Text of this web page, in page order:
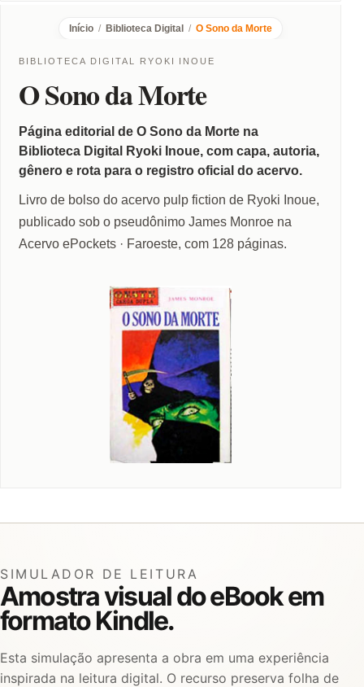
Início / Biblioteca Digital / O Sono da Morte
BIBLIOTECA DIGITAL RYOKI INOUE
O Sono da Morte
Página editorial de O Sono da Morte na
Biblioteca Digital Ryoki Inoue, com capa, autoria,
gênero e rota para o registro oficial do acervo.
Livro de bolso do acervo pulp fiction de Ryoki Inoue,
publicado sob o pseudônimo James Monroe na
Acervo ePockets · Faroeste, com 128 páginas.
SIMULADOR DE LEITURA
Amostra visual do eBook em
formato Kindle.
Esta simulação apresenta a obra em uma experiência
inspirada na leitura digital. O recurso preserva folha de